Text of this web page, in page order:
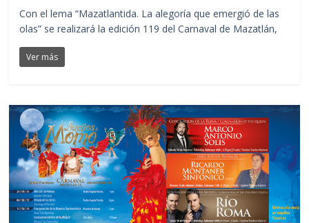
Con el lema “Mazatlantida. La alegoría que emergió de las
olas” se realizará la edición 119 del Carnaval de Mazatlán,
Ver más